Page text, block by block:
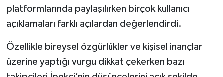
platformlarında paylaşılırken birçok kullanıcı
açıklamaları farklı açılardan değerlendirdi.
Özellikle bireysel özgürlükler ve kişisel inançlar
üzerine yaptığı vurgu dikkat çekerken bazı